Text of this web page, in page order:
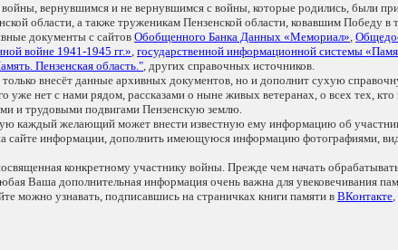
вернувшимся и не вернувшимся с войны, которые родились, были
области, а также труженикам Пензенской области, ковавшим Победу в
документы с сайтов Обобщенного Банка Данных «Мемориал»,
войне 1941-1945 гг.», государственной информационной системы
Пензенская область.", других справочных источников.
внесёт данные архивных документов, но и дополнит сухую
уже нет с нами рядом, рассказами о ныне живых ветеранах, о всех тех,
и трудовыми подвигами Пензенскую землю.
каждый желающий может внести известную ему информацию об
сайте информации, дополнить имеющуюся информацию фотографиями,
конкретному участнику войны. Прежде чем начать
Ваша дополнительная информация очень важна для увековечивания
можно узнавать, подписавшись на страничках книги памяти в ВКонтакте,